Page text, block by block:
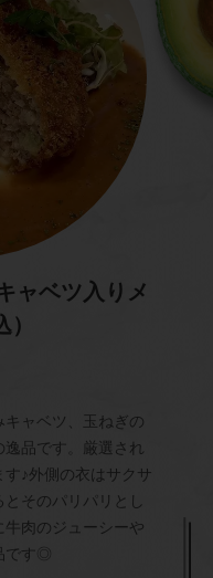
ャベツ入りメ
ャベツ、玉ねぎの
品です。厳選され
♪外側の衣はサクサ
そのパリパリとし
肉のジューシーや
です◎